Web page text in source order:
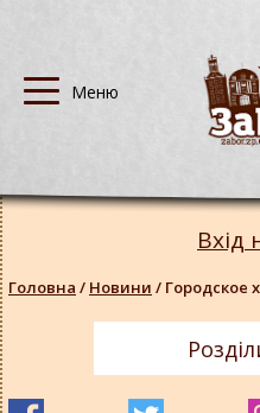
Вхід
Головна / Новини / Городское